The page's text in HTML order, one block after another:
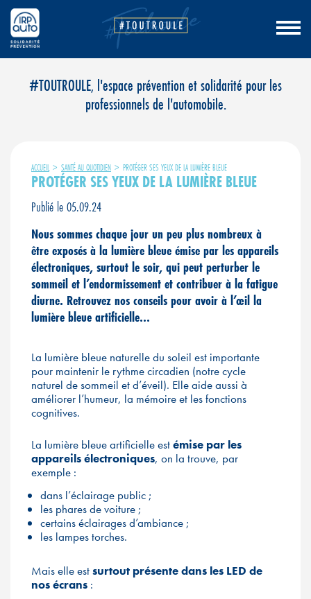
#TOUTROULE, l'espace prévention et solidarité pour les
professionnels de l'automobile.
ACCUEIL > SANTÉ AU QUOTIDIEN > PROTÉGER SES YEUX DE LA LUMIÈRE BLEUE
PROTÉGER SES YEUX DE LA LUMIÈRE BLEUE
Publié le 05.09.24
Nous sommes chaque jour un peu plus nombreux à
être exposés à la lumière bleue émise par les appareils
électroniques, surtout le soir, qui peut perturber le
sommeil et l’endormissement et contribuer à la fatigue
diurne. Retrouvez nos conseils pour avoir à l’œil la
lumière bleue artificielle…
La lumière bleue naturelle du soleil est importante
pour maintenir le rythme circadien (notre cycle
naturel de sommeil et d’éveil). Elle aide aussi à
améliorer l’humeur, la mémoire et les fonctions
cognitives.
La lumière bleue artificielle estémise par les
appareils électroniques, on la trouve, par
exemple :
dans l’éclairage public ;
les phares de voiture ;
certains éclairages d’ambiance ;
les lampes torches.
Mais elle estsurtout présente dans les LED de
nos écrans :